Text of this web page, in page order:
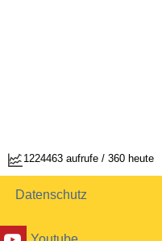
1224463 aufrufe / 360 heute
Datenschutz